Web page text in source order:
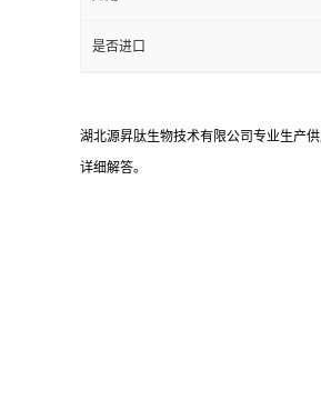
是否进口
湖北源昇肽生物技术有限公司专业生产
详细解答。